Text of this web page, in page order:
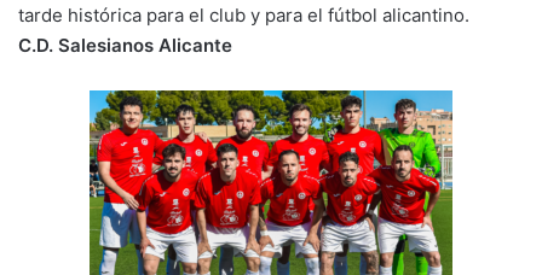
tarde histórica para el club y para el fútbol alicantino.
C.D. Salesianos Alicante